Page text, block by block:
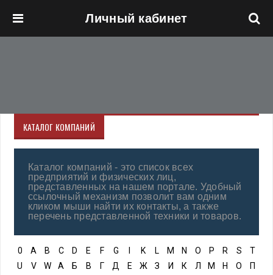
Личный кабинет
КАТАЛОГ КОМПАНИЙ
Каталог компаний - это список всех
предприятий и физических лиц,
представленных на нашем портале. Удобный
ссылочный механизм позволит вам одним
кликом мыши найти их контакты, а также
перечень представленной техники и товаров.
0 A B C D E F G K L M N O P R S
T
U
V W А Б В Г Д Е Ж З И К Л М Н О
П